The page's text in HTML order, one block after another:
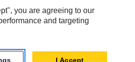
Los Derechos Reservados.
you are agreeing to our
and targeting
I Accept